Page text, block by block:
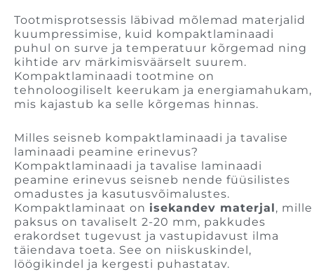
Tootmisprotsessis läbivad mõlemad materjalid
kuumpressimise, kuid kompaktlaminaadi
puhul on surve ja temperatuur kõrgemad ning
kihtide arv märkimisväärselt suurem.
Kompaktlaminaadi tootmine on
tehnoloogiliselt keerukam ja energiamahukam,
mis kajastub ka selle kõrgemas hinnas.
Milles seisneb kompaktlaminaadi ja tavalise
laminaadi peamine erinevus?
Kompaktlaminaadi ja tavalise laminaadi
peamine erinevus seisneb nende füüsilistes
omadustes ja kasutusvõimalustes.
Kompaktlaminaat on isekandev materjal , mille
paksus on tavaliselt 2-20 mm, pakkudes
erakordset tugevust ja vastupidavust ilma
täiendava toeta. See on niiskuskindel,
löögikindel ja kergesti puhastatav.